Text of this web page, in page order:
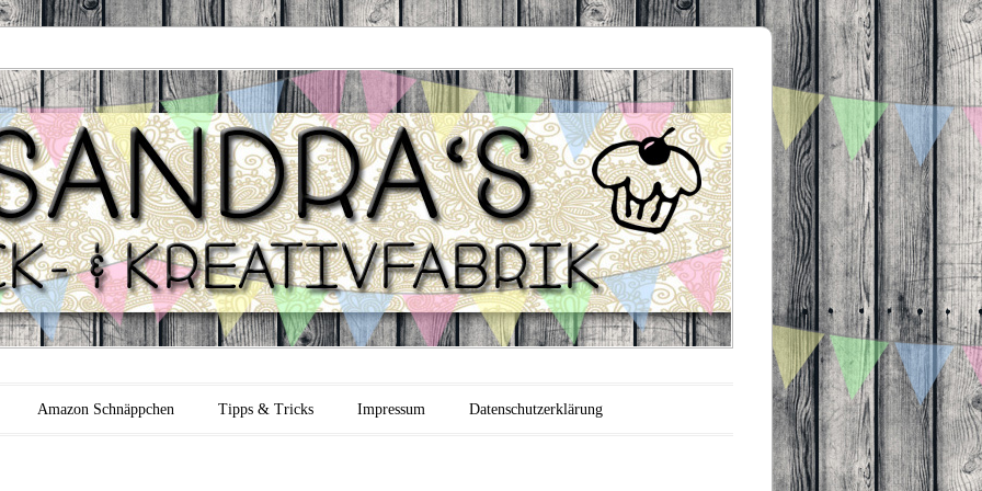
Backfabrik
Amazon Schnäppchen Tipps & Tricks Impressum Datenschutzerklärung